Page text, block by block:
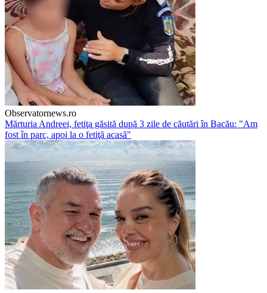
Observatornews.ro
Mărturia Andreei, fetiţa găsită după 3 zile de căutări în Bacău: "Am
fost în parc, apoi la o fetiţă acasă"